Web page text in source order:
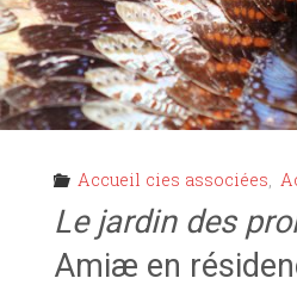
Accueil cies associées,
Le jardin des
Amiæ en